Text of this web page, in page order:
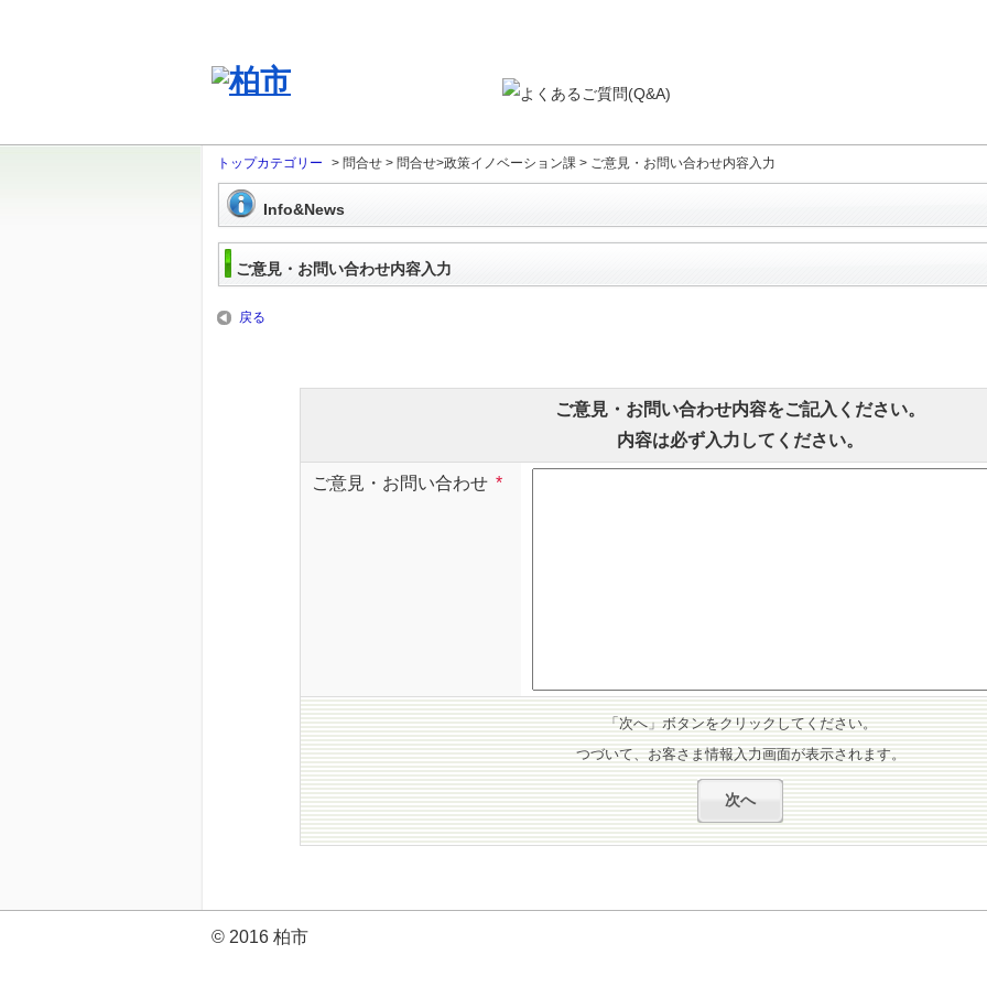
トップカテゴリー > 問合せ > 問合せ>政策イノベーション課 > ご意見・お問い合わせ内容入力
Info&News
ご意見・お問い合わせ内容入力
戻る
ご意見・お問い合わせ内容をご記入ください。
内容は必ず入力してください。
ご意見・お問い合わせ *
「次へ」ボタンをクリックしてください。
つづいて、お客さま情報入力画面が表示されます。
© 2016 柏市